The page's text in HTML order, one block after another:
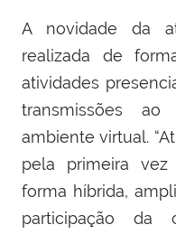
A novidade da
realizada de
atividades
transmissões
ambiente virtual. “
pela primeira
forma híbrida,
participação da